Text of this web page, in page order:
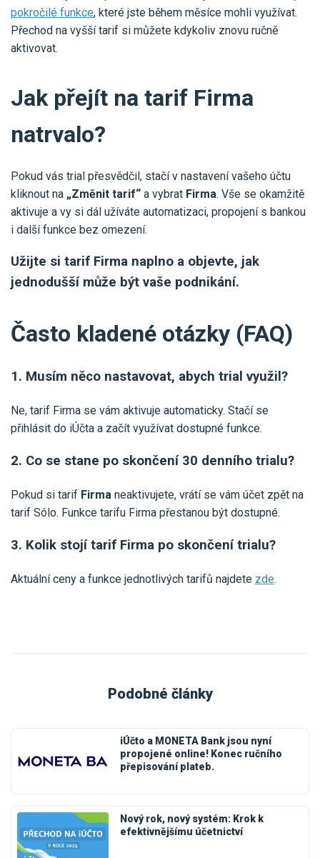
pokročilé funkce, které jste během měsíce mohli využívat.
Přechod na vyšší tarif si můžete kdykoliv znovu ručně
aktivovat.
Jak přejít na tarif Firma
natrvalo?
Pokud vás trial přesvědčil, stačí v nastavení vašeho účtu
kliknout na „Změnit tarif“ a vybrat Firma. Vše se okamžitě
aktivuje a vy si dál užíváte automatizaci, propojení s bankou
i další funkce bez omezení.
Užijte si tarif Firma naplno a objevte, jak
jednodušší může být vaše podnikání.
Často kladené otázky (FAQ)
1. Musím něco nastavovat, abych trial využil?
Ne, tarif Firma se vám aktivuje automaticky. Stačí se
přihlásit do iÚčta a začít využívat dostupné funkce.
2. Co se stane po skončení 30 denního trialu?
Pokud si tarif Firma neaktivujete, vrátí se vám účet zpět na
tarif Sólo. Funkce tarifu Firma přestanou být dostupné.
3. Kolik stojí tarif Firma po skončení trialu?
Aktuální ceny a funkce jednotlivých tarifů najdete zde.
Podobné články
iÚčto a MONETA Bank jsou nyní
propojené online! Konec ručního
přepisování plateb.
Nový rok, nový systém: Krok k
efektivnějšímu účetnictví